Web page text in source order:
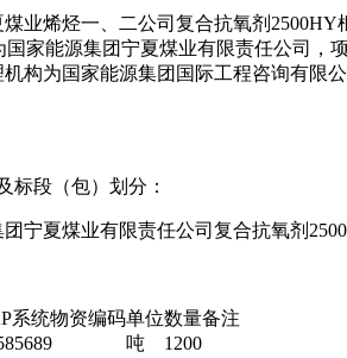
业烯烃一、二公司复合抗氧剂2500HY
国家能源集团宁夏煤业有限责任公司，
构为国家能源集团国际工程咨询有限
标段（包）划分：
宁夏煤业有限责任公司复合抗氧剂
系统物资编码单位数量备注
吨 1200